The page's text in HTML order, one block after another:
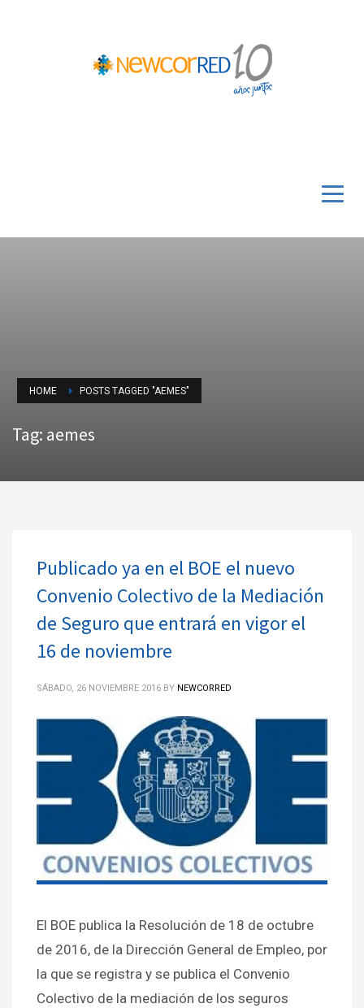
HOME POSTS TAGGED "AEMES"
Tag: aemes
Publicado ya en el BOE el nuevo
Convenio Colectivo de la Mediación
de Seguro que entrará en vigor el
16 de noviembre
SÁBADO, 26 NOVIEMBRE 2016 BY NEWCORRED
El BOE publica la Resolución de 18 de octubre
de 2016, de la Dirección General de Empleo, por
la que se registra y se publica el Convenio
Colectivo de la mediación de los seguros